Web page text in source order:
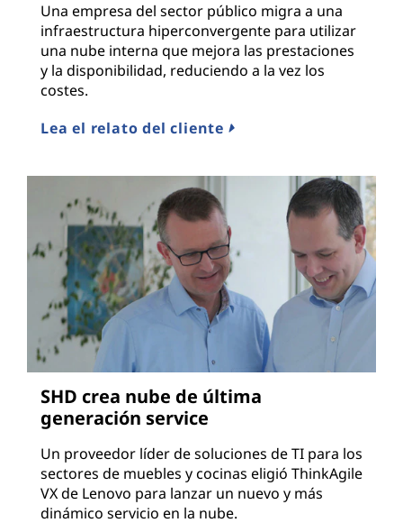
Una empresa del sector público migra a una
infraestructura hiperconvergente para utilizar
una nube interna que mejora las prestaciones
y la disponibilidad, reduciendo a la vez los
costes.
Lea el relato del cliente
SHD crea nube de última
generación service
Un proveedor líder de soluciones de TI para los
sectores de muebles y cocinas eligió ThinkAgile
VX de Lenovo para lanzar un nuevo y más
dinámico servicio en la nube.